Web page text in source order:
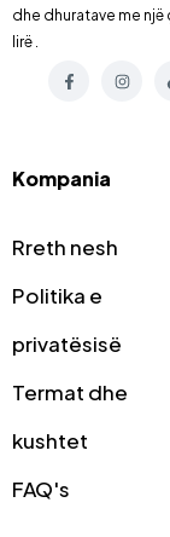
dhe dhuratave me një
lirë .
Kompania
Rreth nesh
Politika e
privatësisë
Termat dhe
kushtet
FAQ's